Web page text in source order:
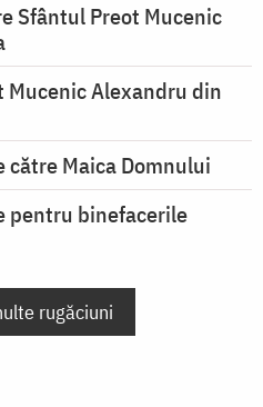
Sfântul Preot Mucenic
Alexandru din
Maica Domnului
pentru binefacerile
rugăciuni